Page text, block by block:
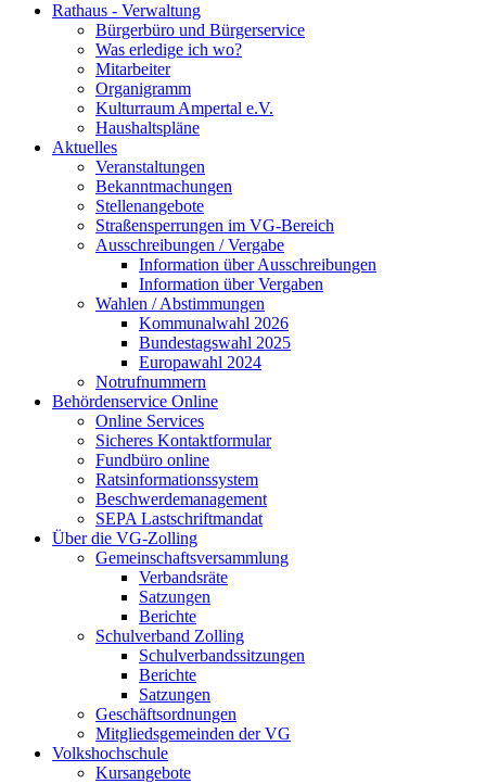
Rathaus - Verwaltung
Bürgerbüro und Bürgerservice
Was erledige ich wo?
Mitarbeiter
Organigramm
Kulturraum Ampertal e.V.
Haushaltspläne
Aktuelles
Veranstaltungen
Bekanntmachungen
Stellenangebote
Straßensperrungen im VG-Bereich
Ausschreibungen / Vergabe
Information über Ausschreibungen
Information über Vergaben
Wahlen / Abstimmungen
Kommunalwahl 2026
Bundestagswahl 2025
Europawahl 2024
Notrufnummern
Behördenservice Online
Online Services
Sicheres Kontaktformular
Fundbüro online
Ratsinformationssystem
Beschwerdemanagement
SEPA Lastschriftmandat
Über die VG-Zolling
Gemeinschaftsversammlung
Verbandsräte
Satzungen
Berichte
Schulverband Zolling
Schulverbandssitzungen
Berichte
Satzungen
Geschäftsordnungen
Mitgliedsgemeinden der VG
Volkshochschule
Kursangebote